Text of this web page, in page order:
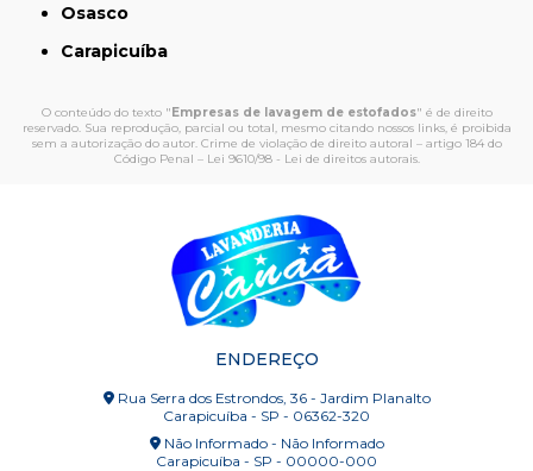
Osasco
Carapicuíba
O conteúdo do texto "Empresas de lavagem de estofados" é de direito
reservado. Sua reprodução, parcial ou total, mesmo citando nossos links, é proibida
sem a autorização do autor. Crime de violação de direito autoral – artigo 184 do
Código Penal – Lei 9610/98 - Lei de direitos autorais.
ENDEREÇO
Rua Serra dos Estrondos, 36 - Jardim Planalto
Carapicuíba - SP - 06362-320
Não Informado - Não Informado
Carapicuíba - SP - 00000-000